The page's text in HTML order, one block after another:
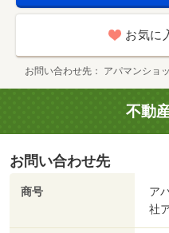
体名：（公社）神奈川県
（公社） 首都圏不動産公
お気に
お問い合わせ先 アパマンショ
不動
お問い合わせ先
商号
ア
社